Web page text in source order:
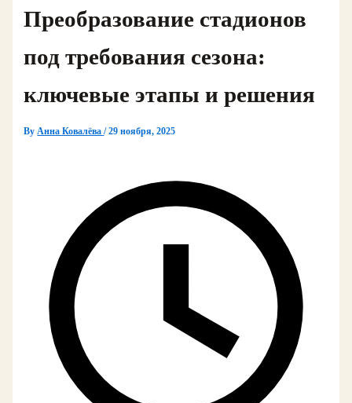
Преобразование стадионов
под требования сезона:
ключевые этапы и решения
ByАнна Ковалёва/29 ноября, 2025